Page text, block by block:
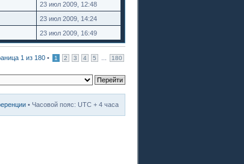
23 июл 2009, 12:48
23 июл 2009, 14:24
23 июл 2009, 16:49
1 из 180 • 1 2 3 4 5 180
• Часовой пояс: UTC + 4 часа